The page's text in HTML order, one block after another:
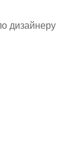
дизайнеру